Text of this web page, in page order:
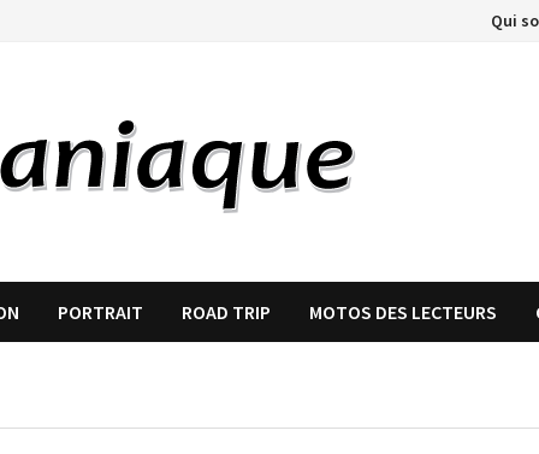
Qui
PORTRAIT ROAD TRIP MOTOS DES LECTEURS